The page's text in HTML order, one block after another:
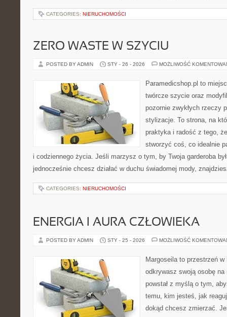
CATEGORIES: NIERUCHOMOŚCI
ZERO WASTE W SZYCIU
POSTED BY ADMIN STY - 26 - 2026 MOŻLIWOŚĆ
Paramedicshop.pl to
twórcze szycie oraz
pozornie zwykłych rzeczy
stylizacje. To strona, na
praktyka i radość z tego,
stworzyć coś, co idealnie
i codziennego życia. Jeśli marzysz o tym, by Twoja garderoba
jednocześnie chcesz działać w duchu świadomej mody,
CATEGORIES: NIERUCHOMOŚCI
ENERGIA I AURA CZŁOWIEKA
POSTED BY ADMIN STY - 25 - 2026 MOŻLIWOŚĆ
Margoseila to przestrzeń
odkrywasz swoją osobę
powstał z myślą o tym,
temu, kim jesteś, jak
dokąd chcesz zmierzać.